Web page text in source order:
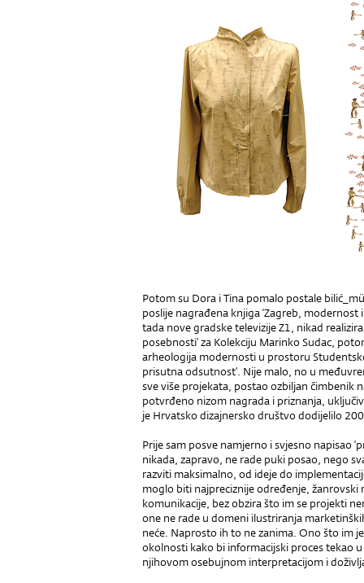
Potom su Dora i Tina pomalo postale
poslije nagrađena knjiga ‘Zagreb,
tada nove gradske televizije Z1, nikad
posebnosti’ za Kolekciju Marinko Sudac,
arheologija modernosti u prostoru
prisutna odsutnost’. Nije malo, no u
sve više projekata, postao ozbiljan čimbenik
potvrđeno nizom nagrada i priznanja,
je Hrvatsko dizajnersko društvo dodijelilo
Prije sam posve namjerno i svjesno napisao
nikada, zapravo, ne rade puki posao, nego
razviti maksimalno, od ideje do
moglo biti najpreciznije određenje,
komunikacije, bez obzira što im se projekti
one ne rade u domeni ilustriranja
neće. Naprosto ih to ne zanima. Ono što im
okolnosti kako bi informacijski proces tekao
njihovom osebujnom interpretacijom i